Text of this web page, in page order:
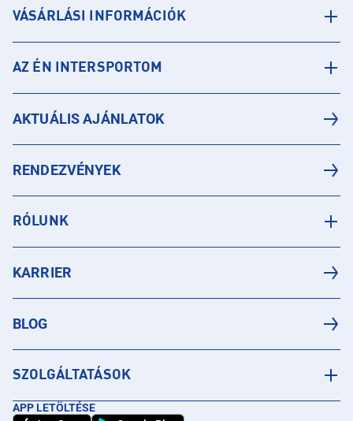
VÁSÁRLÁSI INFORMÁCIÓK
AZ ÉN INTERSPORTOM
AKTUÁLIS AJÁNLATOK
RENDEZVÉNYEK
RÓLUNK
KARRIER
BLOG
SZOLGÁLTATÁSOK
APP LETÖLTÉSE